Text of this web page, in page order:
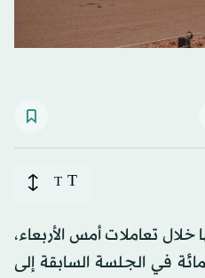
T
T
تعاملات أمس الأربعاء،
بنحو 5 في المائة في الجلسة السابقة إلى